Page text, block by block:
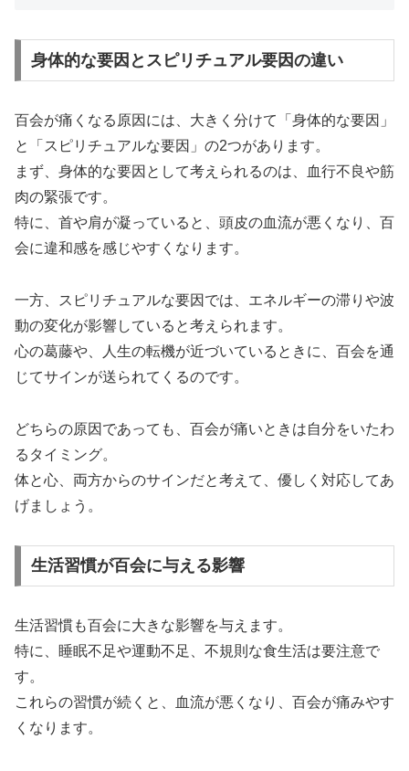
身体的な要因とスピリチュアル要因の違い
百会が痛くなる原因には、大きく分けて「身体的な要因」
と「スピリチュアルな要因」の2つがあります。
まず、身体的な要因として考えられるのは、血行不良や筋
肉の緊張です。
特に、首や肩が凝っていると、頭皮の血流が悪くなり、百
会に違和感を感じやすくなります。
一方、スピリチュアルな要因では、エネルギーの滞りや波
動の変化が影響していると考えられます。
心の葛藤や、人生の転機が近づいているときに、百会を通
じてサインが送られてくるのです。
どちらの原因であっても、百会が痛いときは自分をいたわ
るタイミング。
体と心、両方からのサインだと考えて、優しく対応してあ
げましょう。
生活習慣が百会に与える影響
生活習慣も百会に大きな影響を与えます。
特に、睡眠不足や運動不足、不規則な食生活は要注意で
す。
これらの習慣が続くと、血流が悪くなり、百会が痛みやす
くなります。